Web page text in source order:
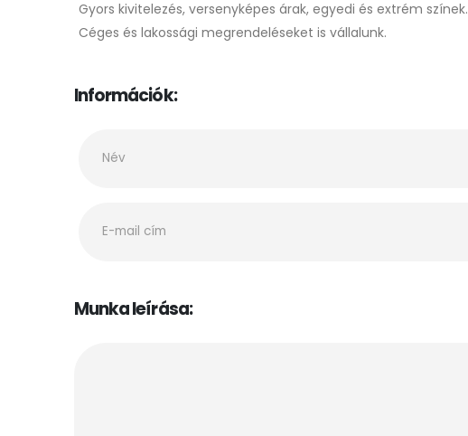
Gyors kivitelezés, versenyképes árak, egyedi és extrém színek.
Céges és lakossági megrendeléseket is vállalunk.
Információk:
Munka leírása: